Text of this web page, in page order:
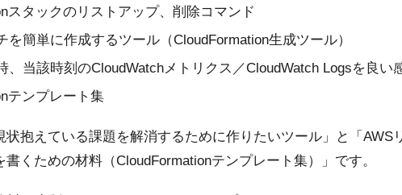
スタックのリストアップ、削除コマンド
を簡単に作成するツール（CloudFormation生成ツール）
、当該時刻のCloudWatchメトリクス／CloudWatch Logsを良い
テンプレート集
状抱えている課題を解消するために作りたいツール」と「AWS
くための材料（CloudFormationテンプレート集）」です。